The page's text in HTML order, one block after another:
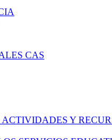
CAS
Y